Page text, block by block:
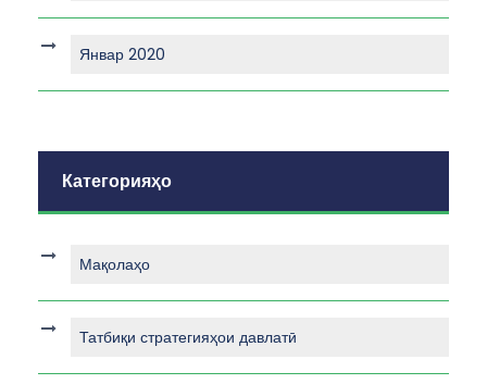
Январ 2020
Категорияҳо
Мақолаҳо
Татбиқи стратегияҳои давлатӣ